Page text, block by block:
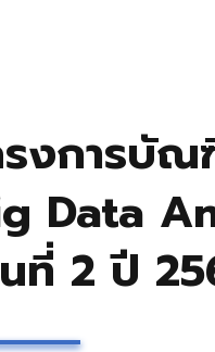
รงการบั
Data
ที่ 2 ปี